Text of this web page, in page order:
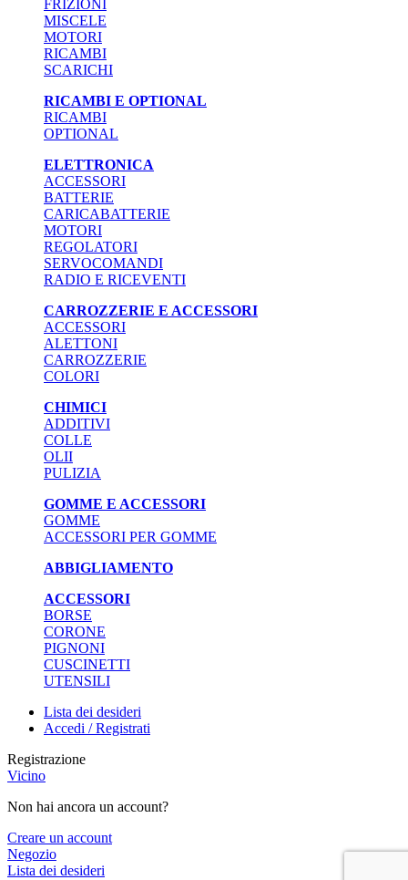
FRIZIONI
MISCELE
MOTORI
RICAMBI
SCARICHI
RICAMBI E OPTIONAL
RICAMBI
OPTIONAL
ELETTRONICA
ACCESSORI
BATTERIE
CARICABATTERIE
MOTORI
REGOLATORI
SERVOCOMANDI
RADIO E RICEVENTI
CARROZZERIE E ACCESSORI
ACCESSORI
ALETTONI
CARROZZERIE
COLORI
CHIMICI
ADDITIVI
COLLE
OLII
PULIZIA
GOMME E ACCESSORI
GOMME
ACCESSORI PER GOMME
ABBIGLIAMENTO
ACCESSORI
BORSE
CORONE
PIGNONI
CUSCINETTI
UTENSILI
Lista dei desideri
Accedi / Registrati
Registrazione
Vicino
Non hai ancora un account?
Creare un account
Negozio
Lista dei desideri